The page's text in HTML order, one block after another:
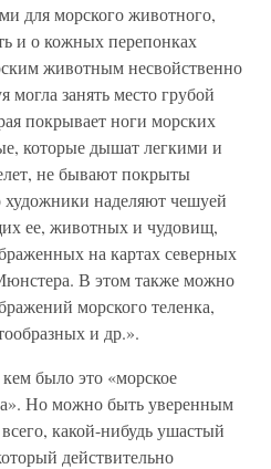
для морского животного,
и о кожных перепонках
животным несвойственно
занять место грубой
покрывает ноги морских
которые дышат легкими и
не бывают покрыты
художники наделяют чешуей
ее, животных и чудовищ,
на картах северных
В этом также можно
морского теленка,
и др.».
было это «морское
Но можно быть уверенным
какой-нибудь ушастый
действительно